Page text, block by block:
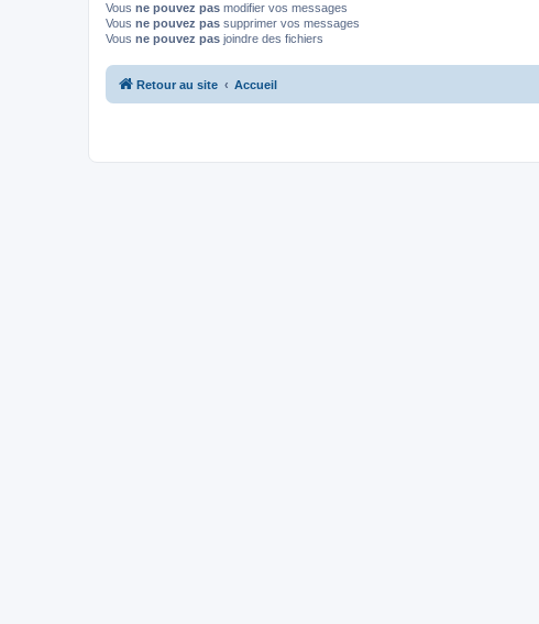
Vous ne pouvez pas modifier vos messages
Vous ne pouvez pas supprimer vos messages
Vous ne pouvez pas joindre des fichiers
Retour au site Accueil